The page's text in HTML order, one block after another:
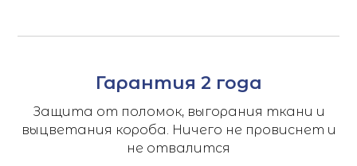
Гарантия 2 года
Защита от поломок, выгорания ткани и
выцветания короба. Ничего не провиснет и
не отвалится